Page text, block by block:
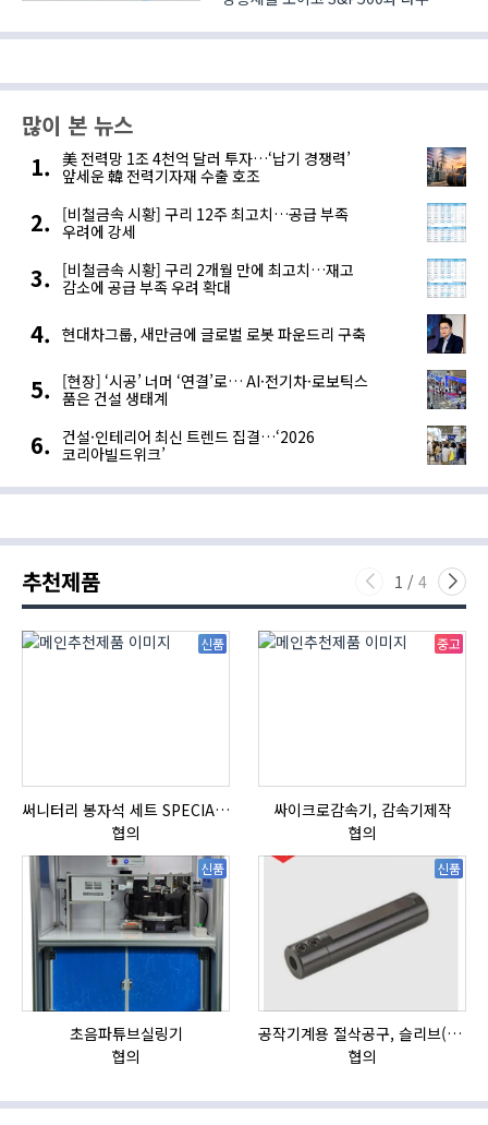
보이면서 강세 출발했다. 신규 실업수당
시장에 경기 침체에 대한 안도감을
많이 본 뉴스
美 전력망 1조 4천억 달러 투자…‘납기 경쟁력’
앞세운 韓 전력기자재 수출 호조
[비철금속 시황] 구리 12주 최고치…공급 부족
우려에 강세
[비철금속 시황] 구리 2개월 만에 최고치…재고
감소에 공급 부족 우려 확대
현대차그룹, 새만금에 글로벌 로봇 파운드리 구축
[현장] ‘시공’ 너머 ‘연결’로… AI·전기차·로보틱스
품은 건설 생태계
건설·인테리어 최신 트렌드 집결…‘2026
코리아빌드위크’
추천제품 1 / 4
신품
써니터리 봉자석 세트 SPECIAL , 봉자석 , 자석봉 , 호퍼용자석 , 전자석
협의
중고
싸이크로감속기, 감속기제작
협의
신품
초음파튜브실링기
협의
신품
공작기계용 절삭공구, 슬리브(SLEEVE)
협의